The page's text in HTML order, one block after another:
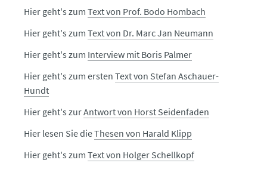
Hier geht's zum Text von Prof. Bodo Hombach
Hier geht's zum Text von Dr. Marc Jan Neumann
Hier geht's zum Interview mit Boris Palmer
Hier geht's zum ersten Text von Stefan Aschauer-
Hundt
Hier geht's zurAntwort von Horst Seidenfaden
Hier lesen Sie dieThesen von Harald Klipp
Hier geht's zum Text von Holger Schellkopf